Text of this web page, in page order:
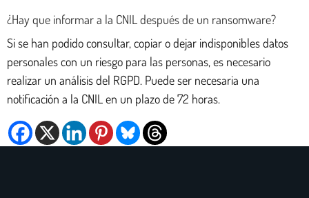
¿Hay que informar a la CNIL después de un ransomware?
Si se han podido consultar, copiar o dejar indisponibles datos
personales con un riesgo para las personas, es necesario
realizar un análisis del RGPD. Puede ser necesaria una
notificación a la CNIL en un plazo de 72 horas.